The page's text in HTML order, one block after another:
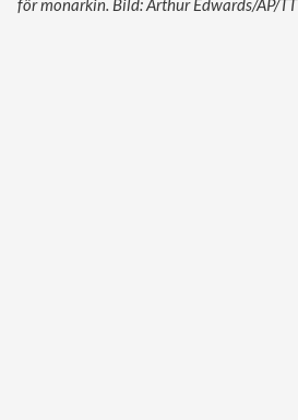
för monarkin. Bild: Arthur Edwards/AP/TT